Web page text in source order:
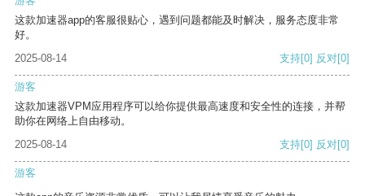
这款加速器app的客服很贴心，遇到问题都能及时解决，服务态度非常
好。
2025-08-14
支持[0] 反对[0]
游客
这款加速器VPM应用程序可以给你提供最高速度和安全性的连接，并帮
助你在网络上自由移动。
2025-08-14
支持[0] 反对[0]
游客